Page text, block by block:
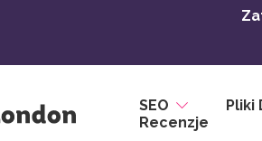
SEO Pliki
Recenzje